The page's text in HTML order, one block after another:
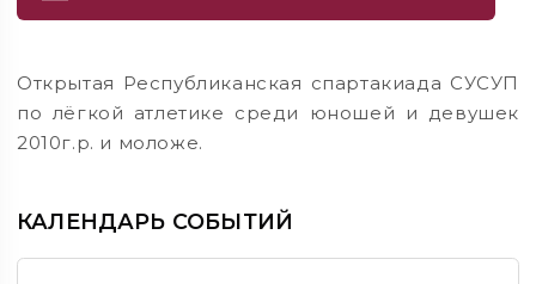
Открытая Республиканская спартакиада СУСУП
по лёгкой атлетике среди юношей и девушек
2010г.р. и моложе.
КАЛЕНДАРЬ СОБЫТИЙ